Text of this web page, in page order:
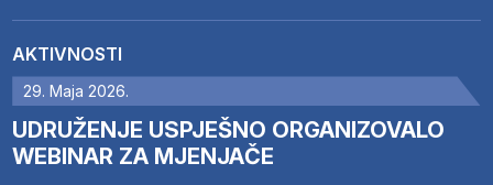
AKTIVNOSTI
29. Maja 2026.
UDRUŽENJE USPJEŠNO ORGANIZOVALO
WEBINAR ZA MJENJAČE